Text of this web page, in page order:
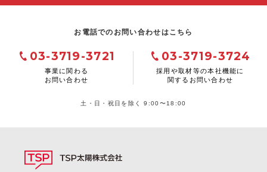
お電話でのお問い合わせはこちら
03-3719-3721
事業に関わる
お問い合わせ
03-3719-3724
採用や取材等の本社機能に
関するお問い合わせ
土・日・祝日を除く 9:00〜18:00